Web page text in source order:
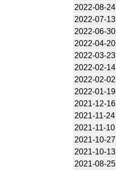
2022-08-24
2022-07-13
2022-06-30
2022-04-20
2022-03-23
2022-02-14
2022-02-02
2022-01-19
2021-12-16
2021-11-24
2021-11-10
2021-10-27
2021-10-13
2021-08-25